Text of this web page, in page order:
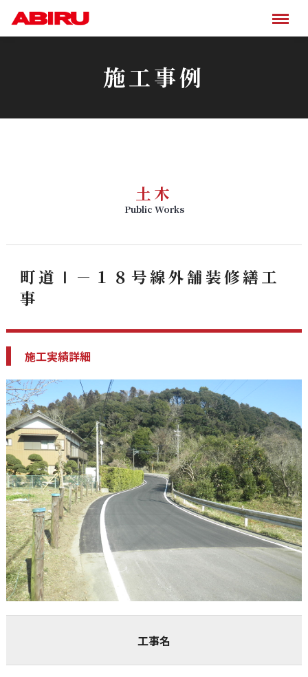
施工事例
土木
Public Works
町道Ⅰ－１８号線外舗装修繕工
事
施工実績詳細
工事名